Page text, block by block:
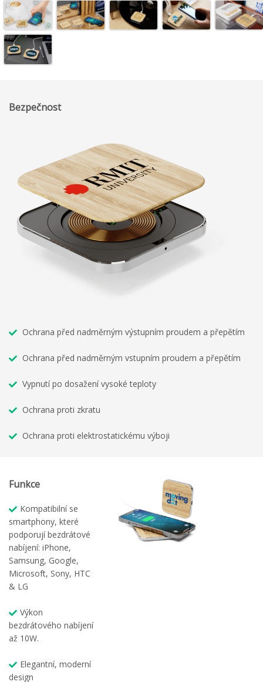
Bezpečnost
Ochrana před nadměrným výstupním proudem a přepětím
Ochrana před nadměrným vstupním proudem a přepětím
Vypnutí po dosažení vysoké teploty
Ochrana proti zkratu
Ochrana proti elektrostatickému výboji
Funkce
Kompatibilní se
smartphony, které
podporují bezdrátové
nabíjení: iPhone,
Samsung, Google,
Microsoft, Sony, HTC
& LG
Výkon
bezdrátového nabíjení
až 10W.
Elegantní, moderní
design